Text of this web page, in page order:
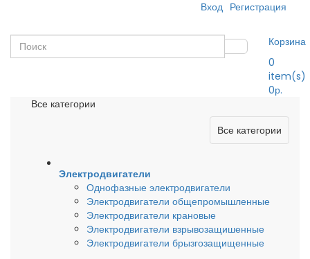
Вход Регистрация
Корзина
0
item(s)
0р.
Все категории
Все категории
Электродвигатели
Однофазные электродвигатели
Электродвигатели общепромышленные
Электродвигатели крановые
Электродвигатели взрывозащишенные
Электродвигатели брызгозащищенные